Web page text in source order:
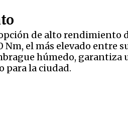
de alto rendimiento
Nm, el más elevado entre
húmedo, garantiza
para la ciudad.